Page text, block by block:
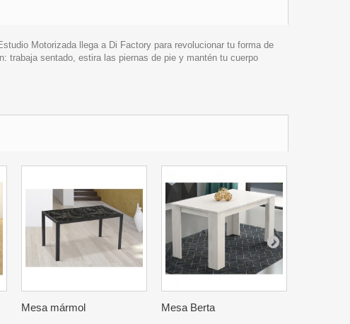
Motorizada llega a Di Factory para revolucionar tu forma de
trabaja sentado, estira las piernas de pie y mantén tu cuerpo
Mesa mármol Mesa Berta